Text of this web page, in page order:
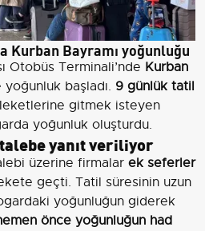
Kurban Bayramı yoğunluğu
Otobüs Terminali’nde Kurban
başladı. 9 günlük tatil
gitmek isteyen
yoğunluk oluşturdu.
yanıt veriliyor
üzerine firmalar ek seferler
geçti. Tatil süresinin uzun
yoğunluğun giderek
önce yoğunluğun had